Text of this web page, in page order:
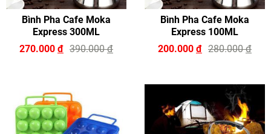
Bình Pha Cafe Moka
Express 300ML
270.000 đ 390.000đ
Bình Pha Cafe Moka
Express 100ML
200.000 đ 280.000đ